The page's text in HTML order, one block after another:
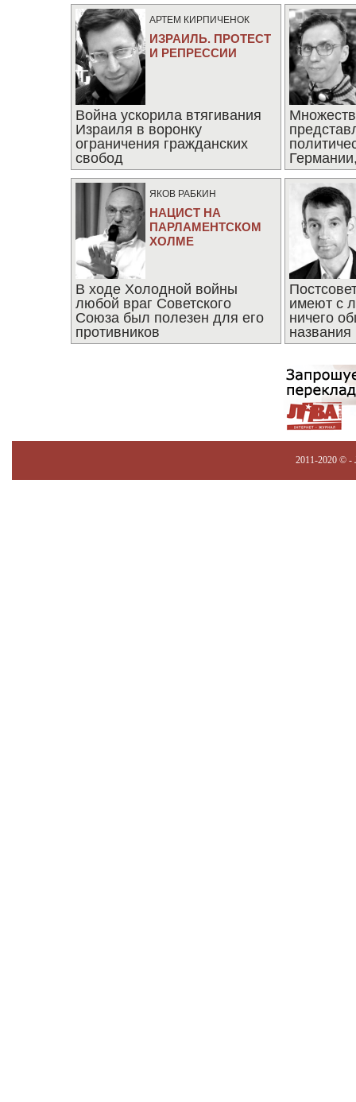
АРТЕМ КИРПИЧЕНОК
ИЗРАИЛЬ. ПРОТЕСТ
И РЕПРЕССИИ
Война ускорила втягивания
Израиля в воронку
ограничения гражданских
свобод
ЯКОВ РАБКИН
НАЦИСТ НА
ПАРЛАМЕНТСКОМ
ХОЛМЕ
В ходе Холодной войны
любой враг Советского
Союза был полезен для его
противников
имеют с
ничего
названия
2011-2020 © -